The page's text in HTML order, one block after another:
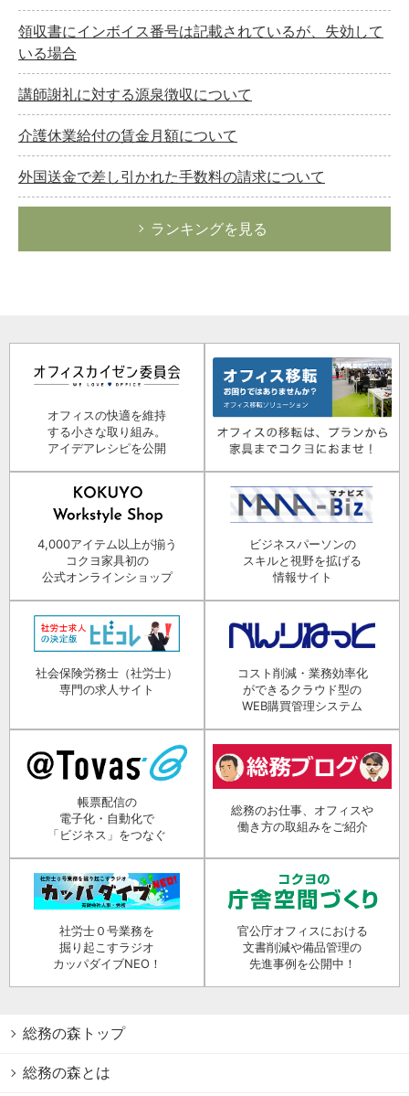
領収書にインボイス番号は記載されているが、失効して
いる場合
講師謝礼に対する源泉徴収について
介護休業給付の賃金月額について
外国送金で差し引かれた手数料の請求について
ランキングを見る
オフィスの快適を維持
する小さな取り組み。
アイデアレシピを公開
4,000アイテム以上が揃う
コクヨ家具初の
公式オンラインショップ
ビジネスパーソンの
スキルと視野を拡げる
情報サイト
社会保険労務士（社労士）
専門の求人サイト
コスト削減・業務効率化
ができるクラウド型の
WEB購買管理システム
帳票配信の
電子化・自動化で
「ビジネス」をつなぐ
総務のお仕事、オフィスや
働き方の取組みをご紹介
社労士０号業務を
掘り起こすラジオ
カッパダイブNEO！
官公庁オフィスにおける
文書削減や備品管理の
先進事例を公開中！
総務の森トップ
総務の森とは